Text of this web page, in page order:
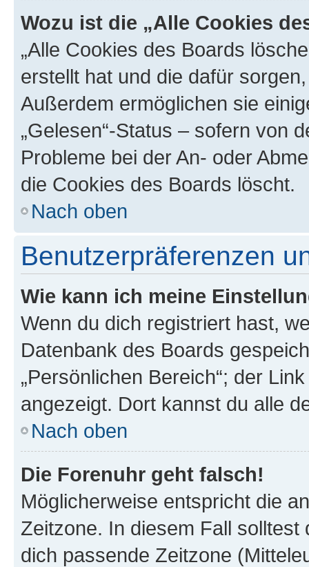
Wozu ist die „Alle Cookies
„Alle Cookies des Boards
erstellt hat und die dafür
Außerdem ermöglichen sie
„Gelesen“-Status – sofern von
Probleme bei der An- oder
die Cookies des Boards löscht.
Nach oben
Benutzerpräferenzen
Wie kann ich meine
Wenn du dich registriert hast,
Datenbank des Boards
„Persönlichen Bereich“; der
angezeigt. Dort kannst du alle
Nach oben
Die Forenuhr geht falsch!
Möglicherweise entspricht die
Zeitzone. In diesem Fall solltest
dich passende Zeitzone